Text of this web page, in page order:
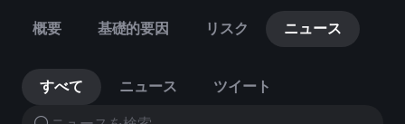
概要 基礎的要因 リスク ニュース
すべて ニュース ツイート